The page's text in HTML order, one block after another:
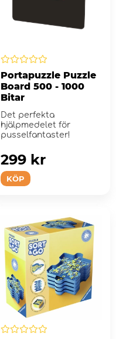
Portapuzzle Puzzle
Board 500 - 1000
Bitar
Det perfekta
hjälpmedelet för
pusselfantaster!
KÖP
299 kr